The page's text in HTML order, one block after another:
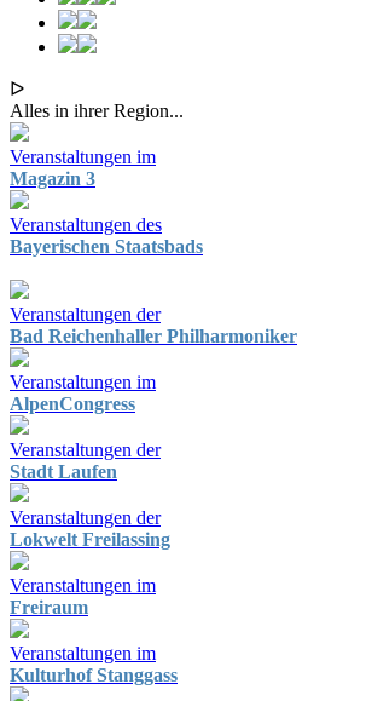
ᐅ
Alles in ihrer Region...
Veranstaltungen im
Magazin 3
Veranstaltungen des
Bayerischen Staatsbads
Veranstaltungen der
Bad Reichenhaller Philharmoniker
Veranstaltungen im
AlpenCongress
Veranstaltungen der
Stadt Laufen
Veranstaltungen der
Lokwelt Freilassing
Veranstaltungen im
Freiraum
Veranstaltungen im
Kulturhof Stanggass